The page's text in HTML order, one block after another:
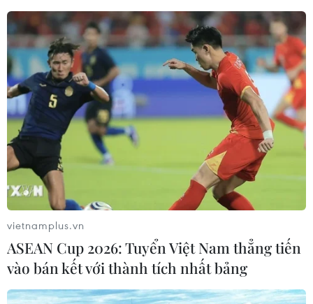
vietnamplus.vn
ASEAN Cup 2026: Tuyển Việt Nam thẳng tiến
vào bán kết với thành tích nhất bảng